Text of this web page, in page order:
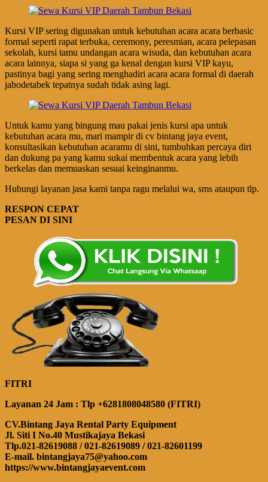
Kursi VIP sering digunakan untuk kebutuhan acara acara berbasic
formal seperti rapat terbuka, ceremony, peresmian, acara pelepasan
sekolah, kursi tamu undangan acara wisuda, dan kebutuhan acara
acara lainnya, siapa si yang ga kenal dengan kursi VIP kayu,
pastinya bagi yang sering menghadiri acara acara formal di daerah
jabodetabek tepatnya sudah tidak asing lagi.
Untuk kamu yang bingung mau pakai jenis kursi apa untuk
kebutuhan acara mu, mari mampir di cv bintang jaya event,
konsultasikan kebutuhan acaramu di sini, tumbuhkan percaya diri
dan dukung pa yang kamu sukai membentuk acara yang lebih
berkelas dan memuaskan sesuai keinginanmu.
Hubungi layanan jasa kami tanpa ragu melalui wa, sms ataupun tlp.
RESPON CEPAT
PESAN DI SINI
FITRI
Layanan 24 Jam : Tlp +6281808048580 (FITRI)
CV.Bintang Jaya Rental Party Equipment
Jl. Siti I No.40 Mustikajaya Bekasi
Tlp.021-82619088 / 021-82619089 / 021-82601199
E-mail. bintangjaya75@yahoo.com
https://www.bintangjayaevent.com